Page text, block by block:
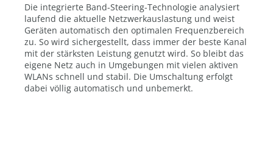
Die integrierte Band-Steering-Technologie analysiert
laufend die aktuelle Netzwerkauslastung und weist
Geräten automatisch den optimalen Frequenzbereich
zu. So wird sichergestellt, dass immer der beste Kanal
mit der stärksten Leistung genutzt wird. So bleibt das
eigene Netz auch in Umgebungen mit vielen aktiven
WLANs schnell und stabil. Die Umschaltung erfolgt
dabei völlig automatisch und unbemerkt.